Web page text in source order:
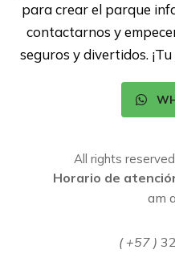
para crear el parque
contactarnos y
seguros y divertidos.
All rights
Horario de
am
( +57 )